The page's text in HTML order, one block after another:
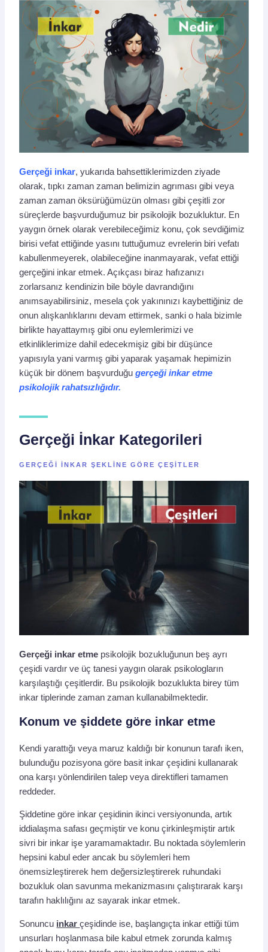
Gerçeği inkar, yukarıda bahsettiklerimizden ziyade
olarak, tıpkı zaman zaman belimizin agrıması gibi veya
zaman zaman öksürüğümüzün olması gibi çeşitli zor
süreçlerde başvurduğumuz bir psikolojik bozukluktur. En
yaygın örnek olarak verebileceğimiz konu, çok sevdiğimiz
birisi vefat ettiğinde yasını tuttuğumuz evrelerin biri vefatı
kabullenmeyerek, olabileceğine inanmayarak, vefat ettiği
gerçeğini inkar etmek. Açıkçası biraz hafızanızı
zorlarsanız kendinizin bile böyle davrandığını
anımsayabilirsiniz, mesela çok yakınınızı kaybettiğiniz de
onun alışkanlıklarını devam ettirmek, sanki o hala bizimle
birlikte hayattaymış gibi onu eylemlerimizi ve
etkinliklerimize dahil edecekmişiz gibi bir düşünce
yapısıyla yani varmış gibi yaparak yaşamak hepimizin
küçük bir dönem başvurduğugerçeği inkar etme
psikolojik rahatsızlığıdır.
Gerçeği İnkar Kategorileri
GERÇEĞI INKAR ŞEKLINE GÖRE ÇEŞITLER
Gerçeği inkar etme psikolojik bozukluğunun beş ayrı
çeşidi vardır ve üç tanesi yaygın olarak psikologların
karşılaştığı çeşitlerdir. Bu psikolojik bozuklukta birey tüm
inkar tiplerinde zaman zaman kullanabilmektedir.
Konum ve şiddete göre inkar etme
Kendi yarattığı veya maruz kaldığı bir konunun tarafı iken,
bulunduğu pozisyona göre basit inkar çeşidini kullanarak
ona karşı yönlendirilen talep veya direktifleri tamamen
reddeder.
Şiddetine göre inkar çeşidinin ikinci versiyonunda, artık
iddialaşma safası geçmiştir ve konu çirkinleşmiştir artık
sivri bir inkar işe yaramamaktadır. Bu noktada söylemlerin
hepsini kabul eder ancak bu söylemleri hem
önemsizleştirerek hem değersizleştirerek ruhundaki
bozukluk olan savunma mekanizmasını çalıştırarak karşı
tarafın haklılığını az sayarak inkar etmek.
Sonuncu inkarçeşidinde ise, başlangıçta inkar ettiği tüm
unsurları hoşlanmasa bile kabul etmek zorunda kalmış